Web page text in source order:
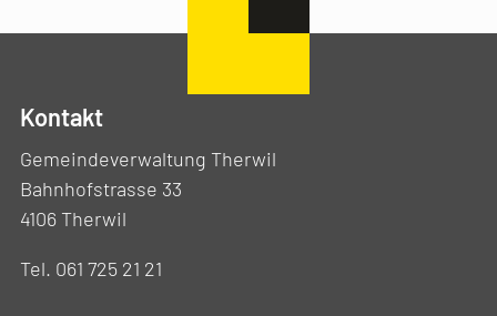
Kontakt
Gemeindeverwaltung Therwil
Bahnhofstrasse 33
4106 Therwil
Tel. 061 725 21 21